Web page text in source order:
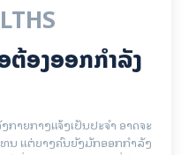
ຕ້ອງອອກກຳລັງ
ຍກາງແຈ້ງເປັນປະຈຳ ອາດຈະ
ນ ແຕ່ບາງຄົນຍັງມັກອອກກຳລັງ